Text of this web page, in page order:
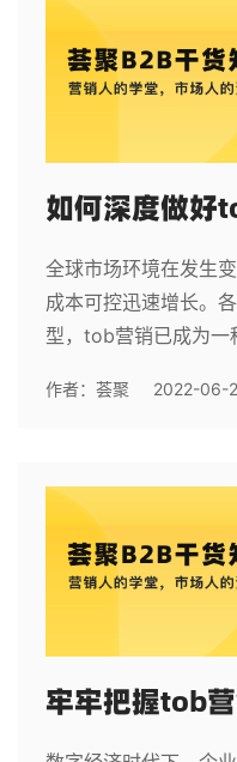
如何深度做好
全球市场环境在发生
成本可控迅速增长。
型，tob营销已成为一
作者： 荟聚 2022-06-
牢牢把握tob